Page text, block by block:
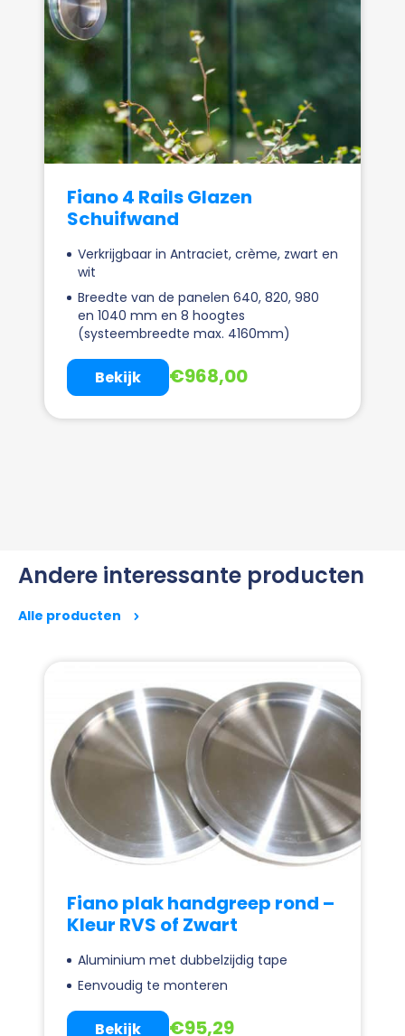
Fiano 4 Rails Glazen
Schuifwand
Verkrijgbaar in Antraciet, crème, zwart en
wit
Breedte van de panelen 640, 820, 980
en 1040 mm en 8 hoogtes
(systeembreedte max. 4160mm)
€968,00
Bekijk
Andere interessante producten
Alle producten
Fiano plak handgreep rond –
Kleur RVS of Zwart
Aluminium met dubbelzijdig tape
Eenvoudig te monteren
€95,29
Bekijk